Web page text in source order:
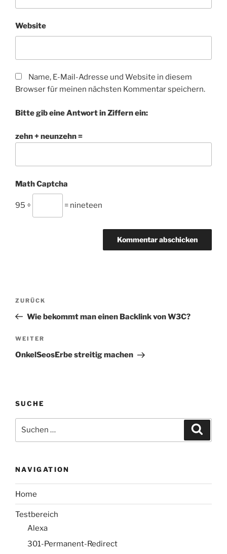
Website
Name, E-Mail-Adresse und Website in diesem
Browser für meinen nächsten Kommentar speichern.
Bitte gib eine Antwort in Ziffern ein:
zehn + neunzehn =
Math Captcha
95 ÷ = nineteen
Beitragsnavigation
Vorheriger
Beitrag
ZURÜCK
Wie bekommt man einen Backlink von W3C?
Nächster
Beitrag
WEITER
OnkelSeosErbe streitig machen
SUCHE
nach:
NAVIGATION
Home
Testbereich
Alexa
301-Permanent-Redirect